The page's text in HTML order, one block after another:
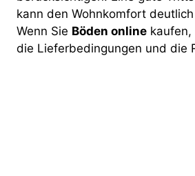
kann den Wohnkomfort
Wenn Sie Böden online kaufen,
die Lieferbedingungen und die